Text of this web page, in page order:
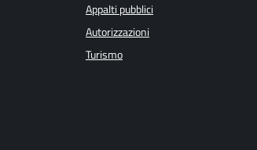
Appalti pubblici
Autorizzazioni
Turismo